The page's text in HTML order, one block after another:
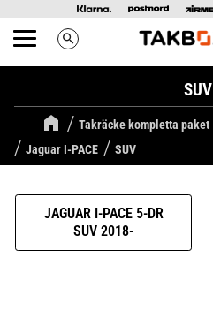
Meny search
SUV
Takräcke kompletta paket
Jaguar I-PACE
SUV
JAGUAR I-PACE 5-DR
SUV 2018-